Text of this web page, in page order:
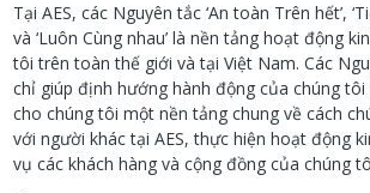
Tại AES, các Nguyên tắc ‘An toàn Trên hết’,
và ‘Luôn Cùng nhau’ là nền tảng hoạt động
tôi trên toàn thế giới và tại Việt Nam. Các
chỉ giúp định hướng hành động của chúng tôi
cho chúng tôi một nền tảng chung về cách
với người khác tại AES, thực hiện hoạt động
vụ các khách hàng và cộng đồng của chúng